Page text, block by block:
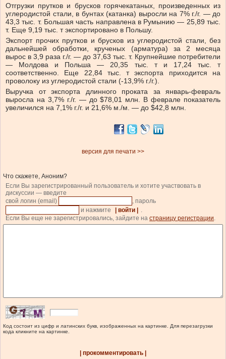
Отгрузки прутков и брусков горячекатаных, произведенных из
углеродистой стали, в бунтах (катанка) выросли на 7% г./г. — до
43,3 тыс. т. Большая часть направлена в Румынию — 25,89 тыс.
т. Еще 9,19 тыс. т экспортировано в Польшу.
Экспорт прочих прутков и брусков из углеродистой стали, без
дальнейшей обработки, крученых (арматура) за 2 месяца
вырос в 3,9 раза г./г. — до 37,63 тыс. т. Крупнейшие потребители
— Молдова и Польша — 20,35 тыс. т и 17,24 тыс. т
соответственно. Еще 22,84 тыс. т экспорта приходится на
проволоку из углеродистой стали (-13,9% г./г.).
Выручка от экспорта длинного проката за январь-февраль
выросла на 3,7% г./г. — до $78,01 млн. В феврале показатель
увеличился на 7,1% г./г. и 21,6% м./м. — до $42,8 млн.
версия для печати >>
Что скажете, Аноним?
Если Вы зарегистрированный пользователь и хотите участвовать в
дискуссии — введите
свой логин (email)
, пароль
и нажмите
| войти |
.
Если Вы еще не зарегистрировались, зайдите на страницу регистрации.
Код состоит из цифр и латинских букв, изображенных на картинке. Для перезагрузки
кода кликните на картинке.
| прокомментировать |